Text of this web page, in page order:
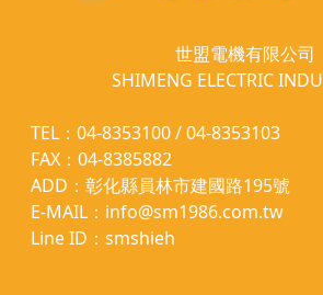
世盟電機有限公司
SHIMENG ELECTRIC
TEL：04-8353100 / 04-8353103
FAX：04-8385882
ADD：彰化縣員林市建國路195號
E-MAIL：info@sm1986.com.tw
Line ID：smshieh